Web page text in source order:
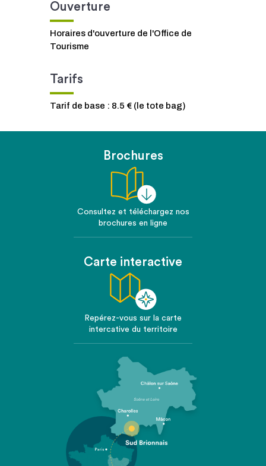
Ouverture
Horaires d'ouverture de l'Office de
Tourisme
Tarifs
Tarif de base : 8.5 € (le tote bag)
Brochures
Consultez et téléchargez nos
brochures en ligne
Carte interactive
Repérez-vous sur la carte
intercative du territoire